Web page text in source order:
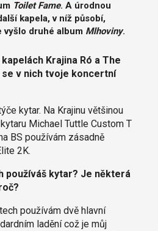
Toilet Fame. A úrodnou
kapela, v níž působí,
vyšlo druhé album Mlhoviny.
Krajina Ró a The
se v nich tvoje koncertní
kytar. Na Krajinu většinou
Michael Tuttle Custom T
BS používám zásadně
2K.
používáš kytar? Je některá
používám dvě hlavní
ladění což je můj